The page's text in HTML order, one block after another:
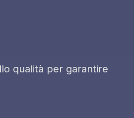
qualità per garantire